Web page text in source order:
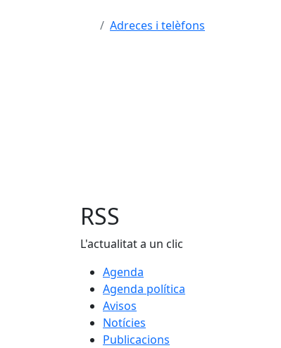
Adreces i telèfons
RSS
L'actualitat a un clic
Agenda
Agenda política
Avisos
Notícies
Publicacions